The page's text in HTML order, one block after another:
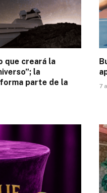
que creará la
la
parte de la
7